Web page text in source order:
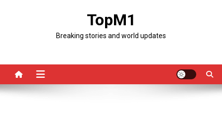
TopM1
Breaking stories and world updates